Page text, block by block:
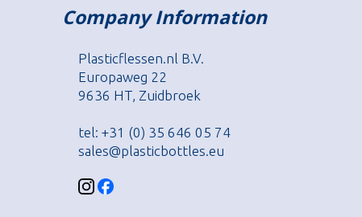
Company Information
Plasticflessen.nl B.V.
Europaweg 22
9636 HT, Zuidbroek
tel: +31 (0) 35 646 05 74
sales@plasticbottles.eu